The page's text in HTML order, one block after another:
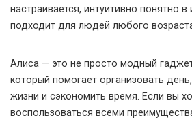
настраивается, интуитивно понятно в
подходит для людей любого
Алиса — это не просто модный
который помогает организовать
жизни и сэкономить время. Если вы
воспользоваться всеми